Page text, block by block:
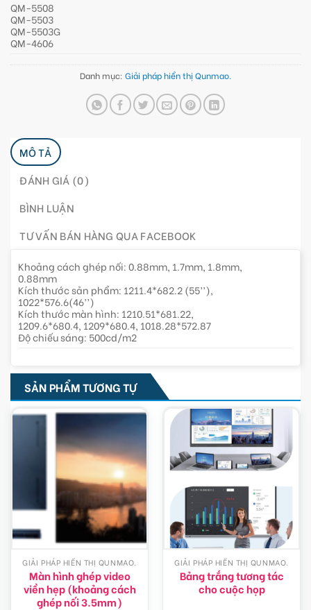
QM-5508
QM-5503
QM-5503G
QM-4606
Danh mục: Giải pháp hiển thị Qunmao.
MÔ TẢ
ĐÁNH GIÁ (0)
BÌNH LUẬN
TƯ VẤN BÁN HÀNG QUA FACEBOOK
Khoảng cách ghép nối: 0.88mm, 1.7mm, 1.8mm,
0.88mm
Kích thước sản phẩm: 1211.4*682.2 (55’’),
1022*576.6(46’’)
Kích thước màn hình: 1210.51*681.22,
1209.6*680.4, 1209*680.4, 1018.28*572.87
Độ chiếu sáng: 500cd/m2
SẢN PHẨM TƯƠNG TỰ
GIẢI PHÁP HIỂN THỊ QUNMAO.
Màn hình ghép video
viền hẹp (khoảng cách
ghép nối 3.5mm)
GIẢI PHÁP HIỂN THỊ QUNMAO.
Bảng trắng tương tác
cho cuộc họp